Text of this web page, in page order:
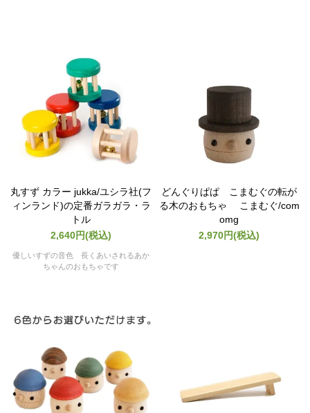
丸すず カラー jukka/ユシラ社(フ
ィンランド)の定番ガラガラ・ラ
トル
2,640円(税込)
優しいすずの音色 長くあいされるあか
ちゃんのおもちゃです
どんぐりぱぱ こまむぐの転が
る木のおもちゃ こまむぐ/com
omg
2,970円(税込)